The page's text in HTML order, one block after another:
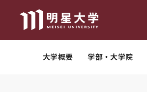
大学概要 学部・大学院